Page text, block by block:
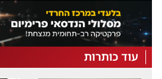
עוד כותרות